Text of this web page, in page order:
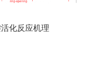
化反应机理